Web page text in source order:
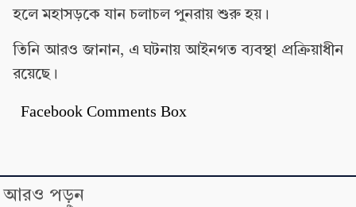
হলে মহাসড়কে যান চলাচল পুনরায় শুরু হয়।
তিনি আরও জানান, এ ঘটনায় আইনগত ব্যবস্থা প্রক্রিয়াধীন
রয়েছে।
Facebook Comments Box
আরও পড়ুন